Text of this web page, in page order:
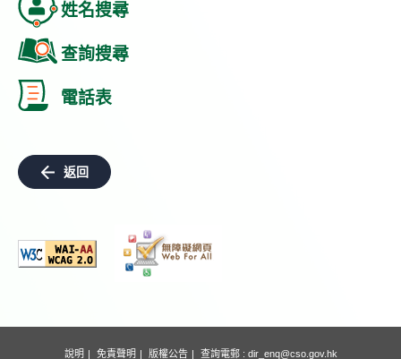
姓名搜尋
查詢搜尋
電話表
返回
說明 免責聲明 版權公告 查詢電郵 : dir_enq@cso.gov.hk